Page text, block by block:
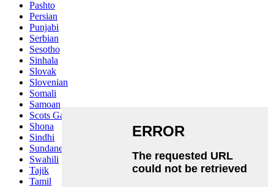
Pashto
Persian
Punjabi
Serbian
Sesotho
Sinhala
Slovak
Slovenian
Somali
Samoan
Scots Gaelic
Shona
Sindhi
Sundanese
Swahili
Tajik
Tamil